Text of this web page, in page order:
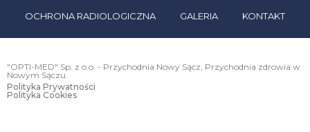
OCHRONA RADIOLOGICZNA GALERIA KONTAKT
"OPTI-MED" Sp. z o.o. - Przychodnia Nowy Sącz, Przychodnia zdrowia w
Nowym Sączu.
Polityka Prywatności
Polityka Cookies